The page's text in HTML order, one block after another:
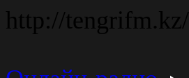
http://tengrifm.kz/